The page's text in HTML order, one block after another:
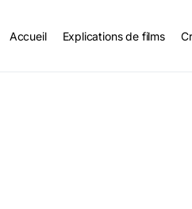
Accueil Explications de films